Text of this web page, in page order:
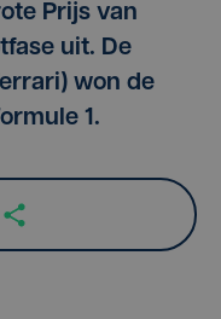
Prijs van
uit. De
won de
1.